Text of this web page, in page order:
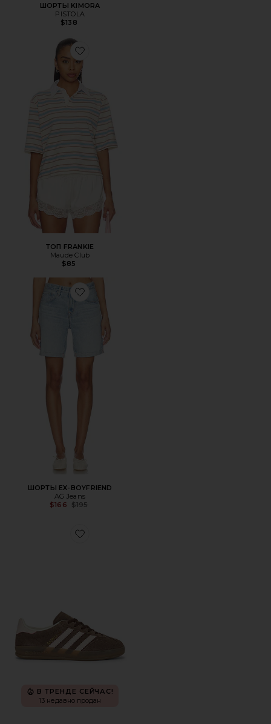
ШОРТЫ KIMORA
PISTOLA
$138
Favorite ТОП FRANKIE
ТОП FRANKIE
Maude Club
$85
Favorite ШОРТЫ EX-BOYFRIEND
ШОРТЫ EX-BOYFRIEND
AG Jeans
$166 Previous price:
$195
Favorite КРОССОВКИ GAZELLE INDOOR
В ТРЕНДЕ СЕЙЧАС!
13 недавно продан